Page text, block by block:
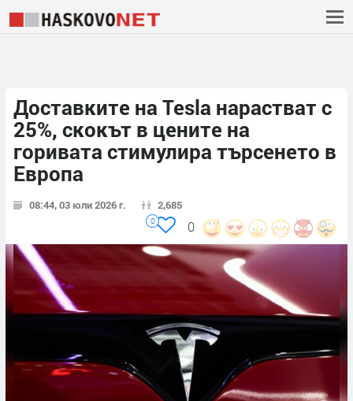
Доставките на Tesla нарастват с
25%, скокът в цените на
горивата стимулира търсенето в
Европа
08:44, 03 юли 2026 г. 2,685
0
0